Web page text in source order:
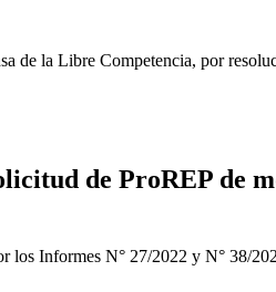
de la Libre Competencia, por
de ProREP de
los Informes N° 27/2022 y N° 38/